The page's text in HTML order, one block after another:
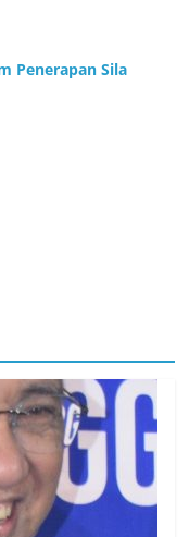
Penerapan Sila